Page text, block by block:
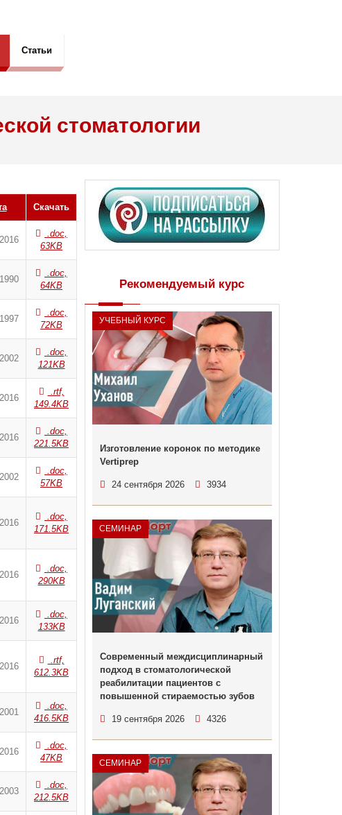
Статьи
стоматологии
Скачать
.doc,
63KB
.doc,
64KB
.doc,
72KB
.doc,
121KB
.rtf,
149.4KB
.doc,
221.5KB
.doc,
57KB
.doc,
171.5KB
.doc,
290KB
.doc,
133KB
.rtf,
612.3KB
.doc,
416.5KB
.doc,
47KB
.doc,
212.5KB
Рекомендуемый курс
УЧЕБНЫЙ КУРС
Изготовление коронок по методике
Vertiprep
24 сентября 2026 3934
СЕМИНАР
Современный междисциплинарный
подход в стоматологической
реабилитации пациентов с
повышенной стираемостью зубов
19 сентября 2026 4326
СЕМИНАР